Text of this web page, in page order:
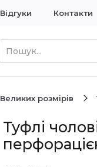
Відгуки Контакти
Великих розмірів
Туфлі